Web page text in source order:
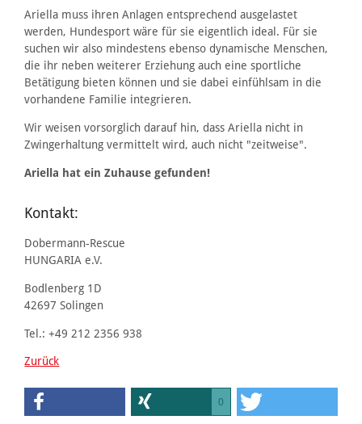
Ariella muss ihren Anlagen entsprechend ausgelastet
werden, Hundesport wäre für sie eigentlich ideal. Für sie
suchen wir also mindestens ebenso dynamische Menschen,
die ihr neben weiterer Erziehung auch eine sportliche
Betätigung bieten können und sie dabei einfühlsam in die
vorhandene Familie integrieren.
Wir weisen vorsorglich darauf hin, dass Ariella nicht in
Zwingerhaltung vermittelt wird, auch nicht "zeitweise".
Ariella hat ein Zuhause gefunden!
Kontakt:
Dobermann-Rescue
HUNGARIA e.V.
Bodlenberg 1D
42697 Solingen
Tel.: +49 212 2356 938
Zurück
0